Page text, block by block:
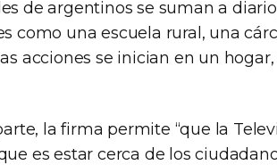
de argentinos se suman a
como una escuela rural, una
acciones se inician en un
la firma permite “que la
es estar cerca de los